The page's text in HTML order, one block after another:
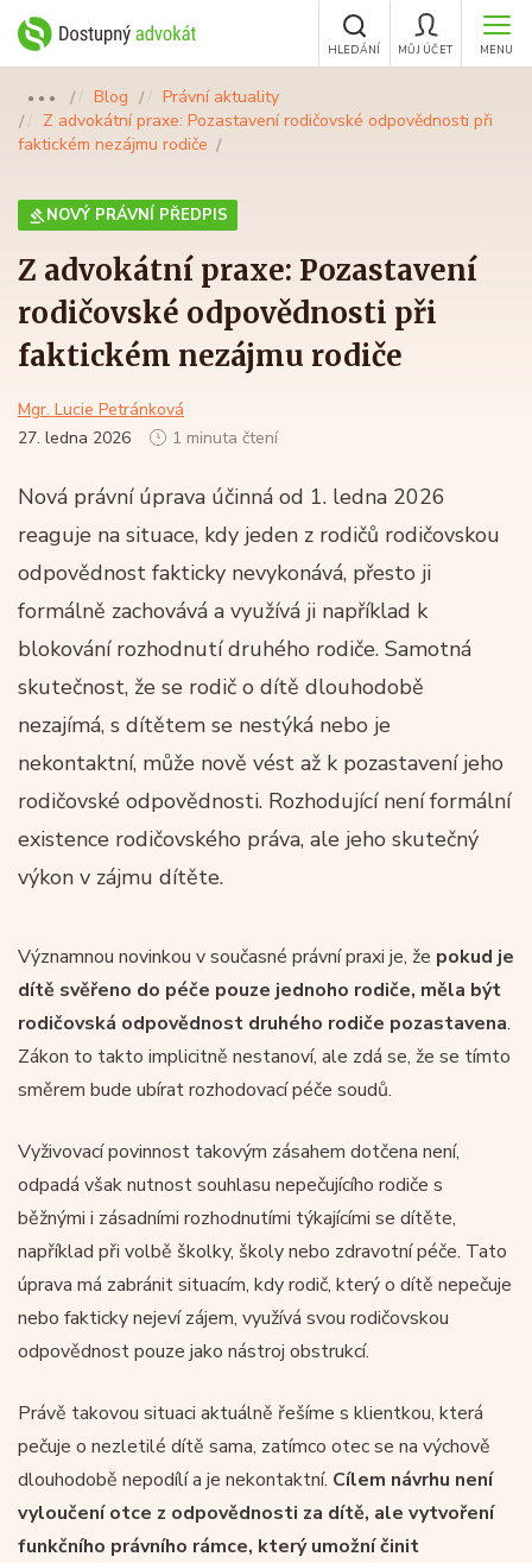
MENU
MŮJ ÚČET
HLEDÁNÍ
●●● Blog
Právní aktuality
Z advokátní praxe: Pozastavení rodičovské odpovědnosti při
faktickém nezájmu rodiče
NOVÝ PRÁVNÍ PŘEDPIS
Z advokátní praxe: Pozastavení
rodičovské odpovědnosti při
faktickém nezájmu rodiče
Mgr. Lucie Petránková
27. ledna 2026
1 minuta čtení
Nová právní úprava účinná od 1. ledna 2026
reaguje na situace, kdy jeden z rodičů rodičovskou
odpovědnost fakticky nevykonává, přesto ji
formálně zachovává a využívá ji například k
blokování rozhodnutí druhého rodiče. Samotná
skutečnost, že se rodič o dítě dlouhodobě
nezajímá, s dítětem se nestýká nebo je
nekontaktní, může nově vést až k pozastavení jeho
rodičovské odpovědnosti. Rozhodující není formální
existence rodičovského práva, ale jeho skutečný
výkon v zájmu dítěte.
Významnou novinkou v současné právní praxi je, že pokud je
dítě svěřeno do péče pouze jednoho rodiče, měla být
rodičovská odpovědnost druhého rodiče pozastavena.
Zákon to takto implicitně nestanoví, ale zdá se, že se tímto
směrem bude ubírat rozhodovací péče soudů.
Vyživovací povinnost takovým zásahem dotčena není,
odpadá však nutnost souhlasu nepečujícího rodiče s
běžnými i zásadními rozhodnutími týkajícími se dítěte,
například při volbě školky, školy nebo zdravotní péče. Tato
úprava má zabránit situacím, kdy rodič, který o dítě nepečuje
nebo fakticky nejeví zájem, využívá svou rodičovskou
odpovědnost pouze jako nástroj obstrukcí.
Právě takovou situaci aktuálně řešíme s klientkou, která
pečuje o nezletilé dítě sama, zatímco otec se na výchově
dlouhodobě nepodílí a je nekontaktní. Cílem návrhu není
vyloučení otce z odpovědnosti za dítě, ale vytvoření
funkčního právního rámce, který umožní činit